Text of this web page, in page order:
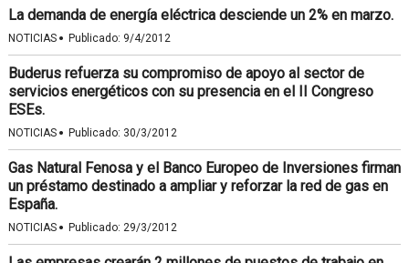
La demanda de energía eléctrica desciende un 2% en marzo.
NOTICIAS · Publicado: 9/4/2012
Buderus refuerza su compromiso de apoyo al sector de
servicios energéticos con su presencia en el II Congreso
ESEs.
NOTICIAS · Publicado: 30/3/2012
Gas Natural Fenosa y el Banco Europeo de Inversiones firman
un préstamo destinado a ampliar y reforzar la red de gas en
España.
NOTICIAS · Publicado: 29/3/2012